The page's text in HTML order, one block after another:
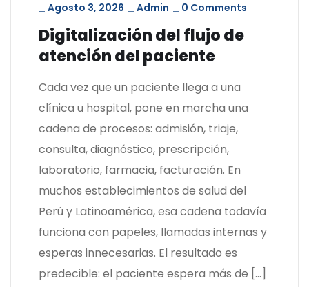
_ Agosto 3, 2026 _ Admin _ 0 Comments
Digitalización del flujo de
atención del paciente
Cada vez que un paciente llega a una
clínica u hospital, pone en marcha una
cadena de procesos: admisión, triaje,
consulta, diagnóstico, prescripción,
laboratorio, farmacia, facturación. En
muchos establecimientos de salud del
Perú y Latinoamérica, esa cadena todavía
funciona con papeles, llamadas internas y
esperas innecesarias. El resultado es
predecible: el paciente espera más de […]